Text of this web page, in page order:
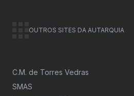
OUTROS SITES DA AUTARQUIA
C.M. de Torres Vedras
SMAS